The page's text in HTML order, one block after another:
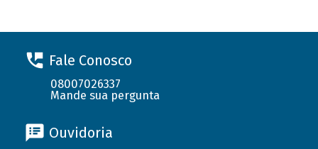
Fale Conosco
08007026337
Mande sua pergunta
Ouvidoria